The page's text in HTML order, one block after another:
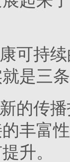
可持
是三
的传
丰富
升。